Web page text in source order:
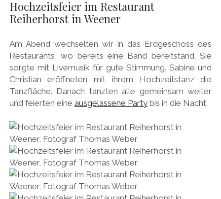
Hochzeitsfeier im Restaurant
Reiherhorst in Weener
Am Abend wechselten wir in das Erdgeschoss des
Restaurants, wo bereits eine Band bereitstand. Sie
sorgte mit Livemusik für gute Stimmung. Sabine und
Christian eröffneten mit ihrem Hochzeitstanz die
Tanzfläche. Danach tanzten alle gemeinsam weiter
und feierten eine ausgelassene Partybis in die Nacht.